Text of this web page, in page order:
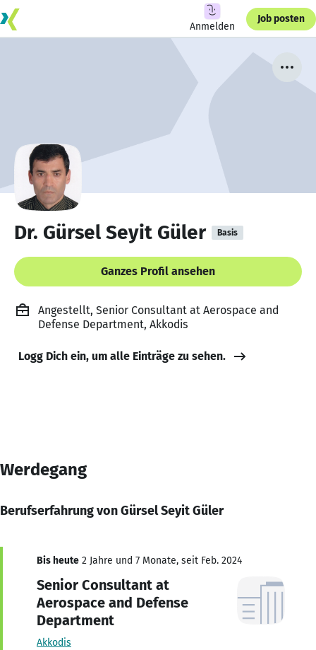
Anmelden
Job posten
Dr. Gürsel Seyit Güler Basis
Ganzes Profil ansehen
Angestellt, Senior Consultant at Aerospace and
Defense Department, Akkodis
Logg Dich ein, um alle Einträge zu sehen.
Werdegang
Berufserfahrung von Gürsel Seyit Güler
Bis heute 2 Jahre und 7 Monate, seit Feb. 2024
Senior Consultant at
Aerospace and Defense
Department
Akkodis